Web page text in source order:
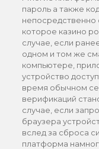
пароль а также
непосредственно
которое казино
случае, если
одном и том же
компьютере,
устройство
время обычном
верификаций
случае, если
браузера
вслед за сброса
платформа